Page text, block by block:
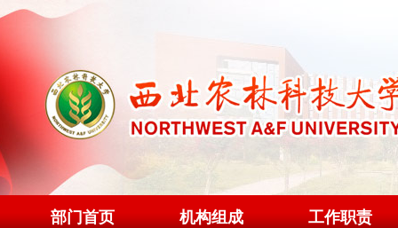
部门首页 机构组成 工作职责